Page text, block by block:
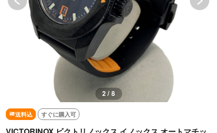
2 / 8
送料込 すぐに購入可